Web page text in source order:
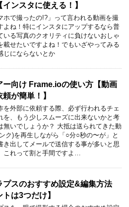
インスタに使える！】
ホで撮ったの!?」って言われる動画を撮
よね！特にインスタにアップするなら普
いる写真のクオリティに負けないおしゃ
載せたいですよね！でもいざやってみる
じにならないとか
ー向け Frame.ioの使い方【動画
が簡単！】
を外部に依頼する際、必ず行われるチェ
を、もう少しスムーズに出来ないかと考
無いでしょうか？ 大抵は送られてきた動
ク)を再生しながら「○分○秒の〜が」と
き出してメールで送信する事が多いと思
これって割と手間ですよ…
プスのおすすめ設定&編集方法
トは3つだけ】